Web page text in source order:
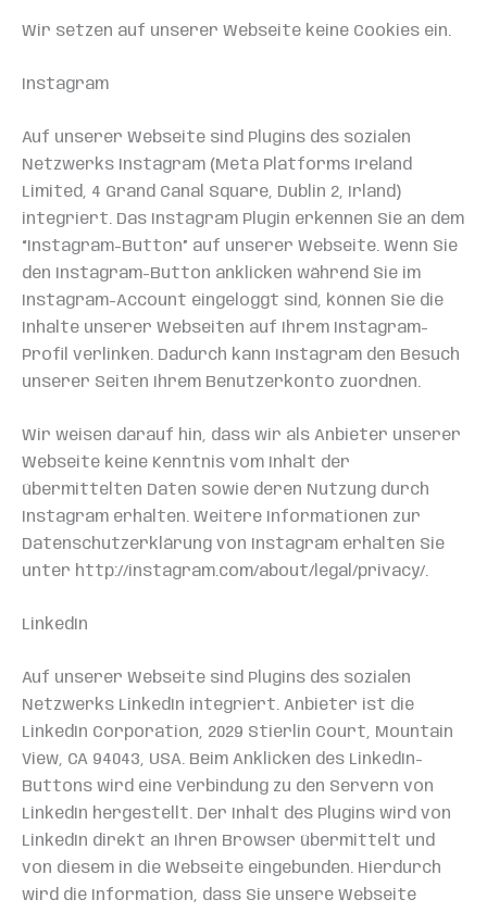
Wir setzen auf unserer Webseite keine Cookies ein.
Instagram
Auf unserer Webseite sind Plugins des sozialen
Netzwerks Instagram (Meta Platforms Ireland
Limited, 4 Grand Canal Square, Dublin 2, Irland)
integriert. Das Instagram Plugin erkennen Sie an dem
“Instagram-Button” auf unserer Webseite. Wenn Sie
den Instagram-Button anklicken während Sie im
Instagram-Account eingeloggt sind, können Sie die
Inhalte unserer Webseiten auf Ihrem Instagram-
Profil verlinken. Dadurch kann Instagram den Besuch
unserer Seiten Ihrem Benutzerkonto zuordnen.
Wir weisen darauf hin, dass wir als Anbieter unserer
Webseite keine Kenntnis vom Inhalt der
übermittelten Daten sowie deren Nutzung durch
Instagram erhalten. Weitere Informationen zur
Datenschutzerklärung von Instagram erhalten Sie
unter http://instagram.com/about/legal/privacy/.
LinkedIn
Auf unserer Webseite sind Plugins des sozialen
Netzwerks LinkedIn integriert. Anbieter ist die
LinkedIn Corporation, 2029 Stierlin Court, Mountain
View, CA 94043, USA. Beim Anklicken des LinkedIn-
Buttons wird eine Verbindung zu den Servern von
LinkedIn hergestellt. Der Inhalt des Plugins wird von
LinkedIn direkt an Ihren Browser übermittelt und
von diesem in die Webseite eingebunden. Hierdurch
wird die Information, dass Sie unsere Webseite